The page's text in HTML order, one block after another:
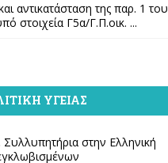
αντικατάσταση της παρ. 1 του
στοιχεία Γ5α/Γ.Π.οικ. ...
ΥΓΕΊΑΣ
στην Ελληνική